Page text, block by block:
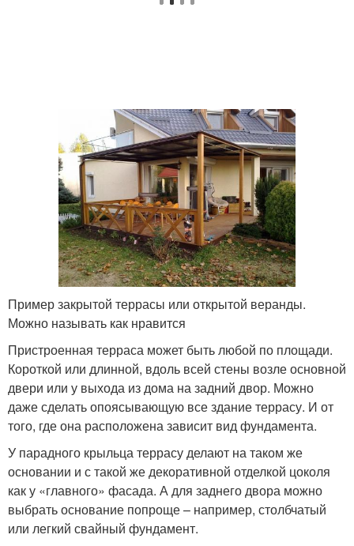
Пример закрытой террасы или открытой веранды.
Можно называть как нравится
Пристроенная терраса может быть любой по площади.
Короткой или длинной, вдоль всей стены возле основной
двери или у выхода из дома на задний двор. Можно
даже сделать опоясывающую все здание террасу. И от
того, где она расположена зависит вид фундамента.
У парадного крыльца террасу делают на таком же
основании и с такой же декоративной отделкой цоколя
как у «главного» фасада. А для заднего двора можно
выбрать основание попроще – например, столбчатый
или легкий свайный фундамент.